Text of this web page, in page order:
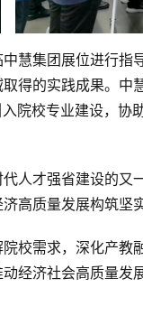
慧集团展位进行指
得的实践成果。中
院校专业建设，协
人才强省建设的又
高质量发展构筑坚
校需求，深化产教
经济社会高质量发